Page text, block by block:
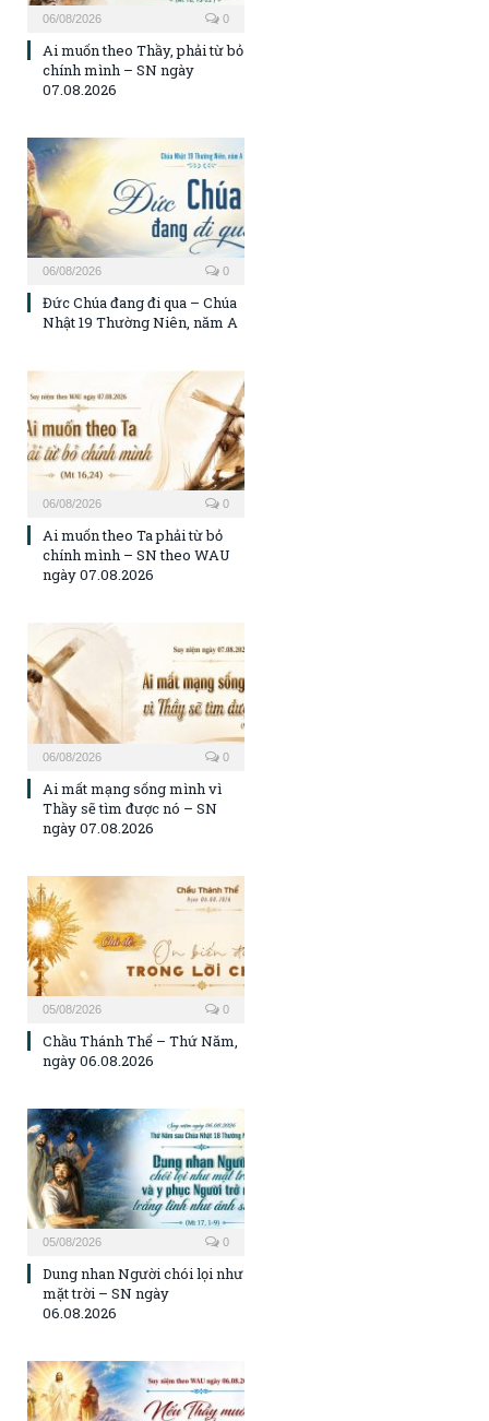
06/08/2026 0
Ai muốn theo Thầy, phải từ bỏ
chính mình – SN ngày
07.08.2026
06/08/2026 0
Đức Chúa đang đi qua – Chúa
Nhật 19 Thường Niên, năm A
06/08/2026 0
Ai muốn theo Ta phải từ bỏ
chính mình – SN theo WAU
ngày 07.08.2026
06/08/2026 0
Ai mất mạng sống mình vì
Thầy sẽ tìm được nó – SN
ngày 07.08.2026
05/08/2026 0
Chầu Thánh Thể – Thứ Năm,
ngày 06.08.2026
05/08/2026 0
Dung nhan Người chói lọi như
mặt trời – SN ngày
06.08.2026